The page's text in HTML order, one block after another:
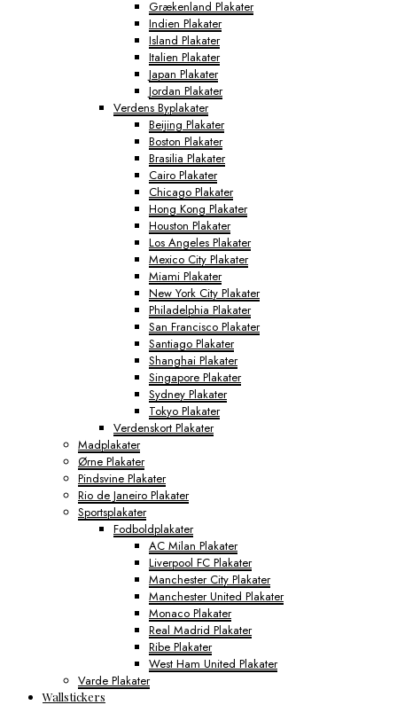
Grækenland Plakater
Indien Plakater
Island Plakater
Italien Plakater
Japan Plakater
Jordan Plakater
Verdens Byplakater
Beijing Plakater
Boston Plakater
Brasilia Plakater
Cairo Plakater
Chicago Plakater
Hong Kong Plakater
Houston Plakater
Los Angeles Plakater
Mexico City Plakater
Miami Plakater
New York City Plakater
Philadelphia Plakater
San Francisco Plakater
Santiago Plakater
Shanghai Plakater
Singapore Plakater
Sydney Plakater
Tokyo Plakater
Verdenskort Plakater
Madplakater
Ørne Plakater
Pindsvine Plakater
Rio de Janeiro Plakater
Sportsplakater
Fodboldplakater
AC Milan Plakater
Liverpool FC Plakater
Manchester City Plakater
Manchester United Plakater
Monaco Plakater
Real Madrid Plakater
Ribe Plakater
West Ham United Plakater
Varde Plakater
Wallstickers